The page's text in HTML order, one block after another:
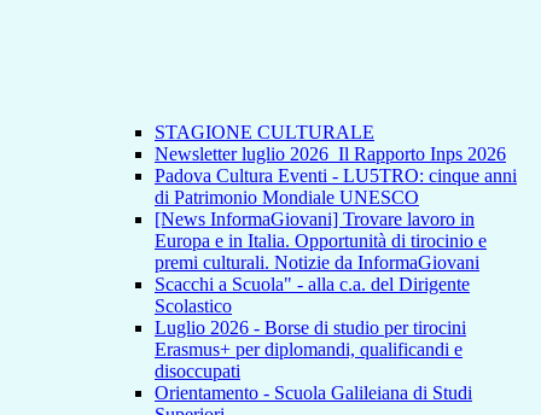
STAGIONE CULTURALE
Newsletter luglio 2026_Il Rapporto Inps 2026
Padova Cultura Eventi - LU5TRO: cinque anni
di Patrimonio Mondiale UNESCO
[News InformaGiovani] Trovare lavoro in
Europa e in Italia. Opportunità di tirocinio e
premi culturali. Notizie da InformaGiovani
Scacchi a Scuola" - alla c.a. del Dirigente
Scolastico
Luglio 2026 - Borse di studio per tirocini
Erasmus+ per diplomandi, qualificandi e
disoccupati
Orientamento - Scuola Galileiana di Studi